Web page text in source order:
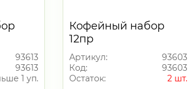
93613
93613
1 уп.
Кофейный набор
12пр
"Орнамент"110мл
Артикул:
93603
Код:
93603
Остаток:
2 шт.